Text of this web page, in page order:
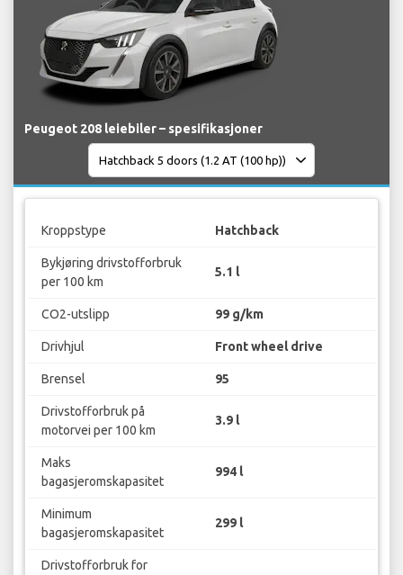
Peugeot 208 leiebiler – spesifikasjoner
Kroppstype Hatchback
Bykjøring drivstofforbruk
per 100 km
5.1 l
CO2-utslipp 99 g/km
Drivhjul Front wheel drive
Brensel 95
Drivstofforbruk på
motorvei per 100 km
3.9 l
Maks
bagasjeromskapasitet
994 l
Minimum
bagasjeromskapasitet
299 l
Drivstofforbruk for